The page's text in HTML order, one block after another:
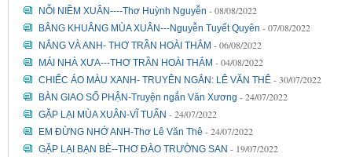
NỖI NIỀM XUÂN----Thơ Huỳnh Nguyễn - 08/08/2022
BÂNG KHUÂNG MÙA XUÂN---Nguyễn Tuyết Quyên - 07/08/2022
NẮNG VÀ ANH- THƠ TRẦN HOÀI THẮM - 06/08/2022
MÁI NHÀ XƯA---THƠ TRẦN HOÀI THẮM - 04/08/2022
CHIẾC ÁO MÀU XANH- TRUYÊN NGẮN: LÊ VĂN THÊ - 30/07/2022
BÀN GIAO SỐ PHẬN-Truyện ngắn Văn Xương - 24/07/2022
GẶP LẠI MÙA XUÂN-VĨ TUẤN - 24/07/2022
EM ĐỪNG NHỚ ANH-Thơ Lê Văn Thê - 24/07/2022
GẶP LẠI BẠN BÈ--THƠ ĐÀO TRƯỜNG SAN - 19/07/2022